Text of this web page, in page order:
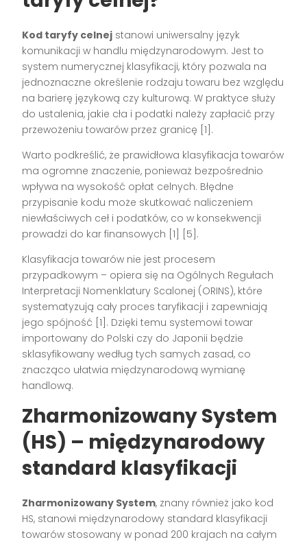
Kod taryfy celnej stanowi uniwersalny język
komunikacji w handlu międzynarodowym. Jest to
system numerycznej klasyfikacji, który pozwala na
jednoznaczne określenie rodzaju towaru bez względu
na barierę językową czy kulturową. W praktyce służy
do ustalenia, jakie cła i podatki należy zapłacić przy
przewożeniu towarów przez granicę [1].
Warto podkreślić, że prawidłowa klasyfikacja towarów
ma ogromne znaczenie, ponieważ bezpośrednio
wpływa na wysokość opłat celnych. Błędne
przypisanie kodu może skutkować naliczeniem
niewłaściwych ceł i podatków, co w konsekwencji
prowadzi do kar finansowych [1] [5].
Klasyfikacja towarów nie jest procesem
przypadkowym – opiera się na Ogólnych Regułach
Interpretacji Nomenklatury Scalonej (ORINS), które
systematyzują cały proces taryfikacji i zapewniają
jego spójność [1]. Dzięki temu systemowi towar
importowany do Polski czy do Japonii będzie
sklasyfikowany według tych samych zasad, co
znacząco ułatwia międzynarodową wymianę
handlową.
Zharmonizowany System
(HS) – międzynarodowy
standard klasyfikacji
Zharmonizowany System, znany również jako kod
HS, stanowi międzynarodowy standard klasyfikacji
towarów stosowany w ponad 200 krajach na całym